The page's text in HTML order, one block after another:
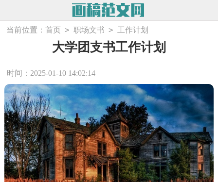
当前位置：首页 > 职场文书 > 工作计划
大学团支书工作计划
时间：2025-01-10 14:02:14